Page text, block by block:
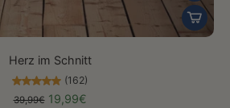
Herz im Schnitt
(162)
39,99€ 19,99€